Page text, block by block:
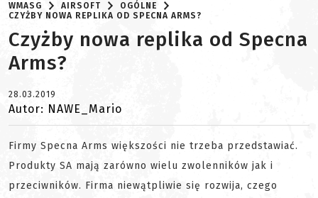
WMASG AIRSOFT
OGÓLNE
CZYŻBY NOWA REPLIKA OD SPECNA ARMS?
Czyżby nowa replika od Specna
Arms?
28.03.2019
Autor: NAWE_Mario
Firmy Specna Arms większości nie trzeba przedstawiać.
Produkty SA mają zarówno wielu zwolenników jak i
przeciwników. Firma niewątpliwie się rozwija, czego